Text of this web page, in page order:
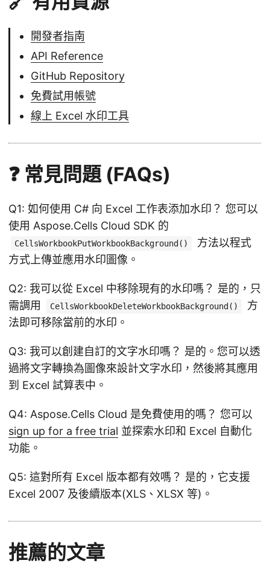
開發者指南
API Reference
GitHub Repository
免費試用帳號
線上 Excel 水印工具
❓ 常見問題 (FAQs)
Q1: 如何使用 C# 向 Excel 工作表添加水印？ 您可以
使用 Aspose.Cells Cloud SDK 的
CellsWorkbookPutWorkbookBackground()
方法以程式
方式上傳並應用水印圖像。
Q2: 我可以從 Excel 中移除現有的水印嗎？ 是的，只
需調用
CellsWorkbookDeleteWorkbookBackground()
方
法即可移除當前的水印。
Q3: 我可以創建自訂的文字水印嗎？ 是的。您可以透
過將文字轉換為圖像來設計文字水印，然後將其應用
到 Excel 試算表中。
Q4: Aspose.Cells Cloud 是免費使用的嗎？ 您可以
sign up for a free trial 並探索水印和 Excel 自動化
功能。
Q5: 這對所有 Excel 版本都有效嗎？ 是的，它支援
Excel 2007 及後續版本(XLS、XLSX 等)。
推薦的文章